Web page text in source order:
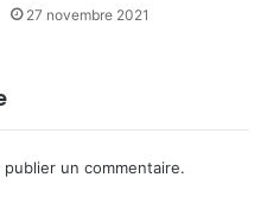
27 novembre 2021
publier un commentaire.